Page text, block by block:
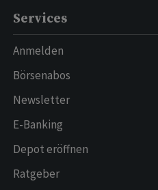
Services
Anmelden
Börsenabos
Newsletter
E-Banking
Depot eröffnen
Ratgeber